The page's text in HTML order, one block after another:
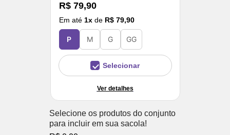
R$ 79,90
Em até 1x de R$ 79,90
P M G GG
Selecionar
Ver detalhes
Selecione os produtos do conjunto
para incluir em sua sacola!